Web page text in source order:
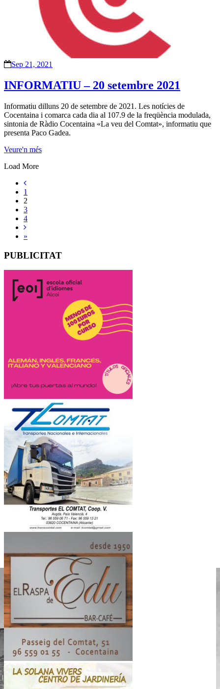
Sep 21, 2021
INFORMATIU – 20 setembre 2021
Informatiu dilluns 20 de setembre de 2021. Les notícies de
Cocentaina i comarca cada dia al 107.9 de la freqüència modulada,
sintonia de Ràdio Cocentaina «La veu del Comtat», informatiu que
presenta Paco Gadea.
Veure'n més
Load More
1
2
3
4
»
PUBLICITAT